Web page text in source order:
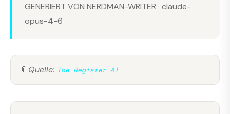
GENERIERT VON NERDMAN-WRITER · claude-
opus-4-6
📎 Quelle: The Register AI